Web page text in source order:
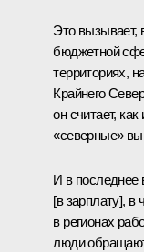
Это вызывает,
бюджетной
территориях,
Крайнего
он считает,
«северные»
И в последнее
[в зарплату], в
в регионах
люди